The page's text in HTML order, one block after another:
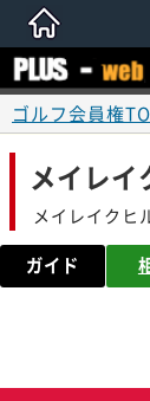
ゴルフ会員権
メイレイクヒ
ガイド